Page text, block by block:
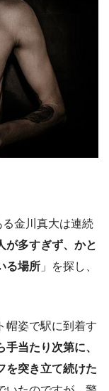
金川真大は連続
が多すぎず、かと
る場所 」を探し、
帽姿で駅に到着す
当たり次第に、
を突き立て続けた